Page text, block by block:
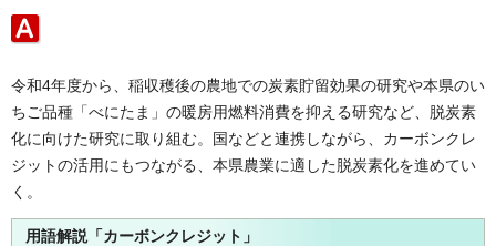
令和4年度から、稲収穫後の農地での炭素貯留効果の研究や本県のい
ちご品種「べにたま」の暖房用燃料消費を抑える研究など、脱炭素
化に向けた研究に取り組む。国などと連携しながら、カーボンクレ
ジットの活用にもつながる、本県農業に適した脱炭素化を進めてい
く。
用語解説「カーボンクレジット」